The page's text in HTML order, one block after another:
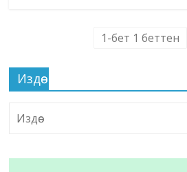
1-бет 1 беттен
Издөө